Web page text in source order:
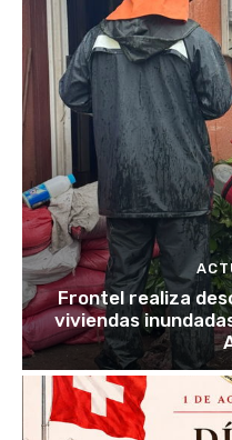
Frontel realiza
viviendas